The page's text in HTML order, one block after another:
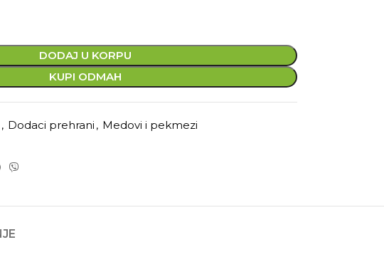
DODAJ U KORPU
KUPI ODMAH
, Dodaci prehrani , Medovi i pekmezi